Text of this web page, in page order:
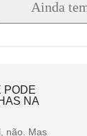
PODE
NA
não. Mas